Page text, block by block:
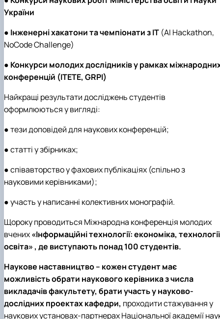
України
● Інженерні хакатони та чемпіонати з ІТ (AI Hackathon,
NoCode Challenge)
● Конкурси молодих дослідників у рамках
конференцій (ITETE, GRPI)
Найкращі результати досліджень студентів
оформлюються у вигляді:
● тези доповідей для наукових конференцій;
● статті у збірниках;
● співавторство у фахових публікаціях (спільно з
науковими керівниками);
● участь у написанні колективних монографій.
Щороку проводиться Міжнародна конференція молодих
вчених«Інформаційні технології: економіка,
освіта» , де виступають понад 100 студентів.
Наукове наставництво – кожен студент має
можливість обрати наукового керівника з числа
викладачів факультету, брати участь у науково-
дослідних проектах кафедри, проходити стажування у
наукових установах-партнерах Національної академії